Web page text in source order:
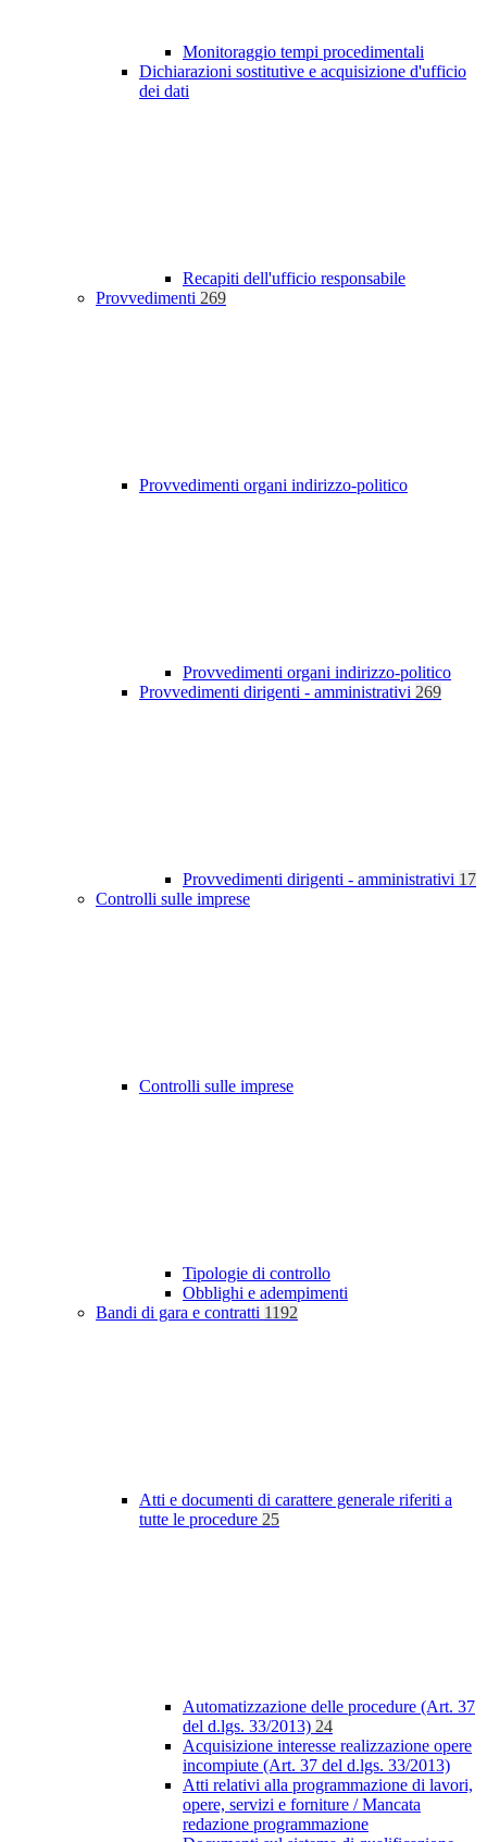
Monitoraggio tempi procedimentali
Dichiarazioni sostitutive e acquisizione d'ufficio
dei dati
Recapiti dell'ufficio responsabile
Provvedimenti 269
Provvedimenti organi indirizzo-politico
Provvedimenti organi indirizzo-politico
Provvedimenti dirigenti - amministrativi 269
Provvedimenti dirigenti - amministrativi 17
Controlli sulle imprese
Controlli sulle imprese
Tipologie di controllo
Obblighi e adempimenti
Bandi di gara e contratti 1192
Atti e documenti di carattere generale riferiti a
tutte le procedure 25
Automatizzazione delle procedure (Art. 37
del d.lgs. 33/2013) 24
Acquisizione interesse realizzazione opere
incompiute (Art. 37 del d.lgs. 33/2013)
Atti relativi alla programmazione di lavori,
opere, servizi e forniture / Mancata
redazione programmazione